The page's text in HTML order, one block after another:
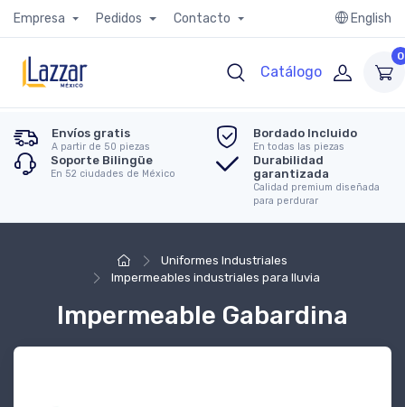
Empresa Pedidos Contacto English
Catálogo
0
Envíos gratis
A partir de 50 piezas
Bordado Incluido
En todas las piezas
Soporte Bilingüe
En 52 ciudades de México
Durabilidad
garantizada
Calidad premium diseñada
para perdurar
Uniformes Industriales
Impermeables industriales para lluvia
Impermeable Gabardina